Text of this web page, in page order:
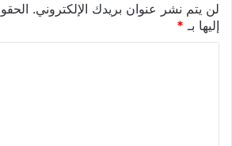
لن يتم نشر عنوان بريدك الإلكتروني.
إليها بـ *